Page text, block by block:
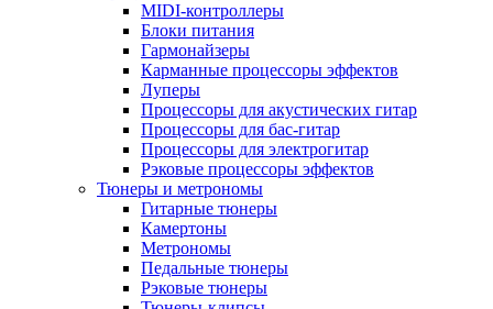
MIDI-контроллеры
Блоки питания
Гармонайзеры
Карманные процессоры эффектов
Луперы
Процессоры для акустических гитар
Процессоры для бас-гитар
Процессоры для электрогитар
Рэковые процессоры эффектов
Тюнеры и метрономы
Гитарные тюнеры
Камертоны
Метрономы
Педальные тюнеры
Рэковые тюнеры